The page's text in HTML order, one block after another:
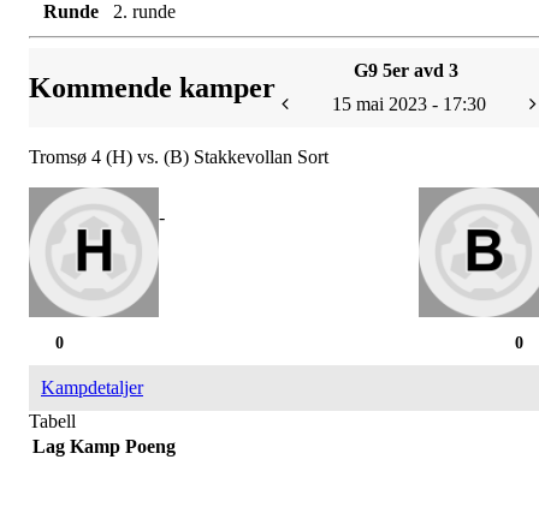
Runde
2. runde
Kommende kamper
G9 5er avd 3
15 mai 2023 - 17:30
Tromsø 4 (H) vs. (B) Stakkevollan Sort
-
0
0
Kampdetaljer
Tabell
Lag Kamp Poeng